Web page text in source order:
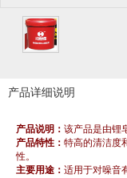
产品详细说明
产品说明： 该产品是由锂
产品特性： 特高的清洁度
性。
主要用途： 适用于对噪音